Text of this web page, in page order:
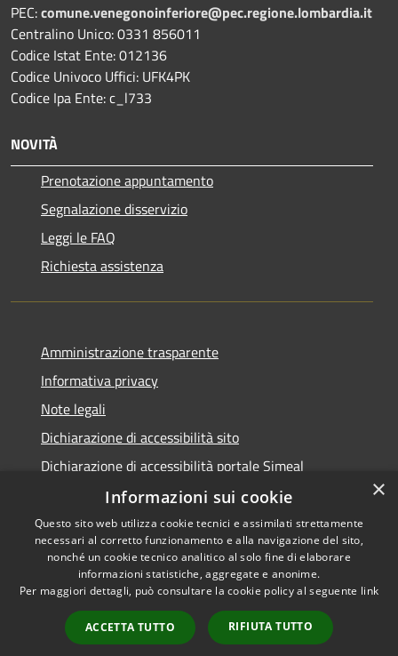
PEC:comune.venegonoinferiore@pec.regione.lombardia.it
Centralino Unico: 0331 856011
Codice Istat Ente: 012136
Codice Univoco Uffici: UFK4PK
Codice Ipa Ente: c_l733
NOVITÀ
Prenotazione appuntamento
Segnalazione disservizio
Leggi le FAQ
Richiesta assistenza
Amministrazione trasparente
Informativa privacy
Note legali
Dichiarazione di accessibilità sito
Dichiarazione di accessibilità portale Simeal
Accessibilità
Privacy
Mappa del sito
Copyright © 2026 • Comune di
Venegono Inferiore • Powered
byMunicipium•Accesso
redazione
×
Informazioni sui cookie
Questo sito web utilizza cookie tecnici e assimilati strettamente
necessari al corretto funzionamento e alla navigazione del sito,
nonché un cookie tecnico analitico al solo fine di elaborare
informazioni statistiche, aggregate e anonime.
Per maggiori dettagli, può consultare la cookie policy al seguente link
ACCETTA TUTTO RIFIUTA TUTTO